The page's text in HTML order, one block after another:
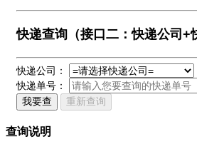
快递查询（接口二：快递公司+
快递公司：
快递单号：
我要查
重新查询
查询说明